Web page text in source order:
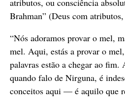
atributos, ou consciência
Brahman” (Deus com
“Nós adoramos provar o mel,
mel. Aqui, estás a provar o
palavras estão a chegar ao fim.
quando falo de Nirguna, é
conceitos aqui — é aquilo que